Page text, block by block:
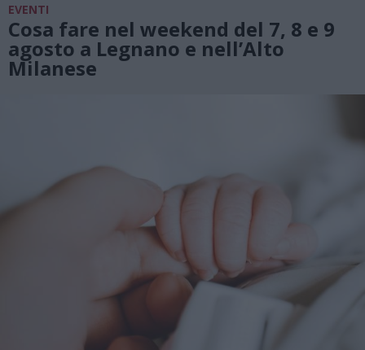
EVENTI
Cosa fare nel weekend del 7, 8 e 9
agosto a Legnano e nell’Alto
Milanese